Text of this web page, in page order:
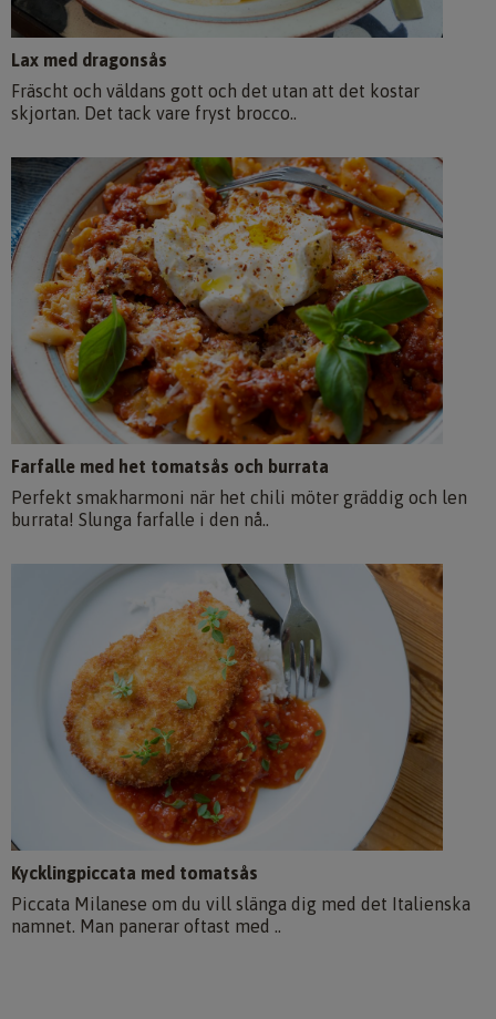
Lax med dragonsås
Fräscht och väldans gott och det utan att det kostar
skjortan. Det tack vare fryst brocco..
Farfalle med het tomatsås och burrata
Perfekt smakharmoni när het chili möter gräddig och len
burrata! Slunga farfalle i den nå..
Kycklingpiccata med tomatsås
Piccata Milanese om du vill slänga dig med det Italienska
namnet. Man panerar oftast med ..